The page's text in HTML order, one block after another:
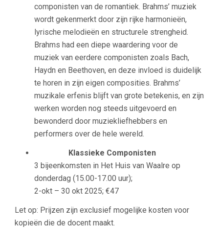
componisten van de romantiek. Brahms’ muziek
wordt gekenmerkt door zijn rijke harmonieën,
lyrische melodieën en structurele strengheid.
Brahms had een diepe waardering voor de
muziek van eerdere componisten zoals Bach,
Haydn en Beethoven, en deze invloed is duidelijk
te horen in zijn eigen composities. Brahms’
muzikale erfenis blijft van grote betekenis, en zijn
werken worden nog steeds uitgevoerd en
bewonderd door muziekliefhebbers en
performers over de hele wereld.
Klassieke Componisten
3 bijeenkomsten in Het Huis van Waalre op
donderdag (15.00-17.00 uur);
2-okt – 30 okt 2025; €47
Let op: Prijzen zijn exclusief mogelijke kosten voor
kopieën die de docent maakt.